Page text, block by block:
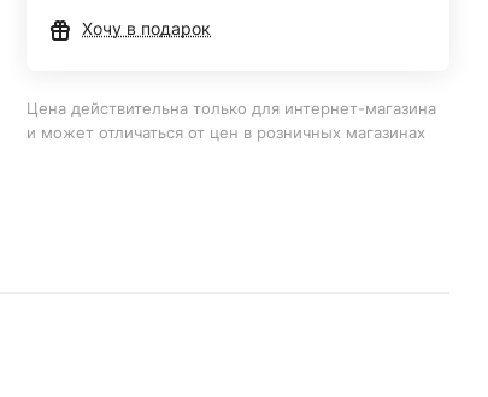
Хочу в подарок
Цена действительна только для интернет-магазина
и может отличаться от цен в розничных магазинах